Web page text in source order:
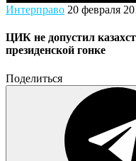
Интерправо 20 февраля
ЦИК не допустил
президенской гонке
Поделиться